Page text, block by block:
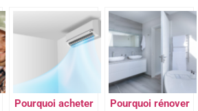
Pourquoi acheter
Pourquoi rénover